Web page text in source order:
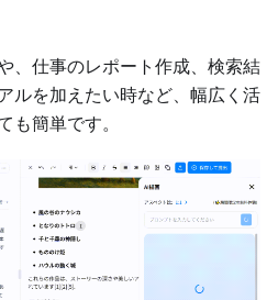
、仕事のレポート作成、検索結
ルを加えたい時など、幅広く活
も簡単です。